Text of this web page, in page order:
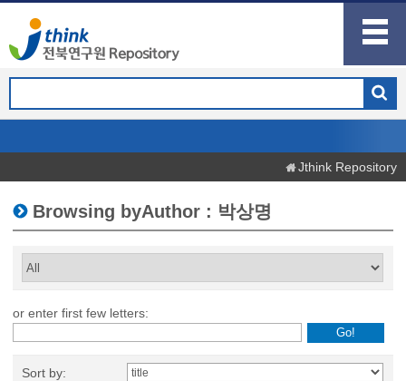
Jthink Repository
Browsing byAuthor : 박상명
or enter first few letters:
Sort by: